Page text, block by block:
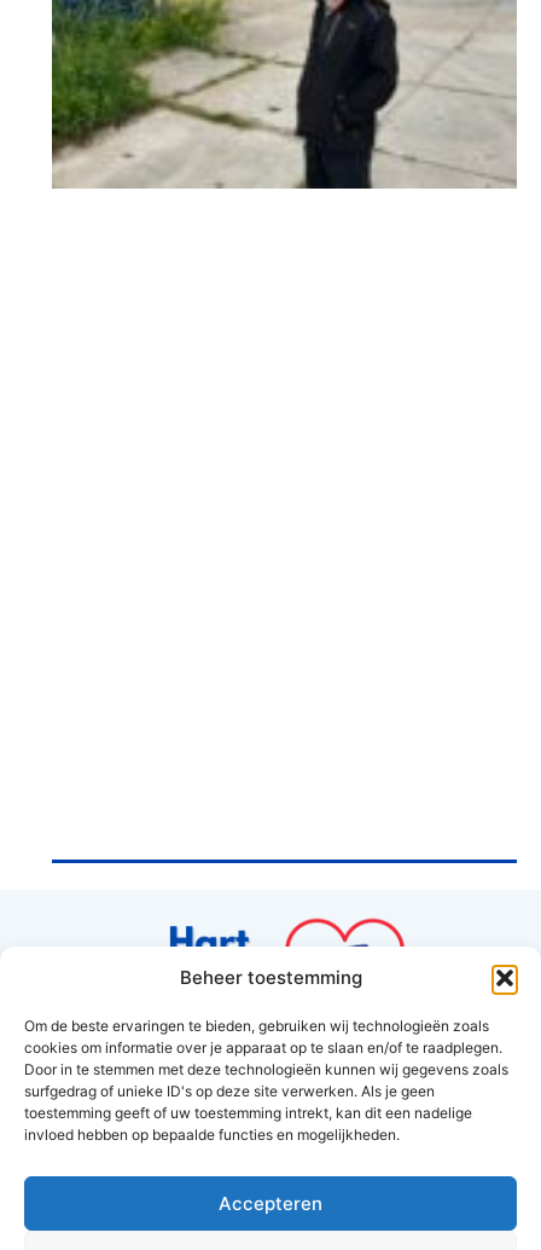
Beheer toestemming
Om de beste ervaringen te bieden, gebruiken wij technologieën zoals
cookies om informatie over je apparaat op te slaan en/of te raadplegen.
Door in te stemmen met deze technologieën kunnen wij gegevens zoals
surfgedrag of unieke ID's op deze site verwerken. Als je geen
toestemming geeft of uw toestemming intrekt, kan dit een nadelige
invloed hebben op bepaalde functies en mogelijkheden.
Accepteren
Hart van Hoorn
Amethyst 37
1625RV Hoorn
info@hartvanhoorn.nl